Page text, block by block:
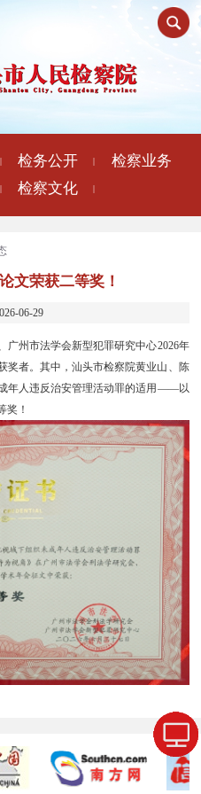
检务公开
检察业务
检察文化
文荣获二等奖！
06-29
州市法学会新型犯罪研究中心2026年
奖者。其中，汕头市检察院黄业山、陈
年人违反治安管理活动罪的适用——以
奖！